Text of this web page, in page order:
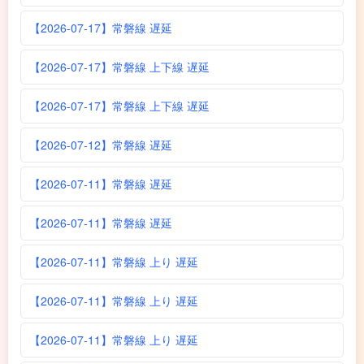
【2026-07-17】常磐線 遅延
【2026-07-17】常磐線 上下線 遅延
【2026-07-17】常磐線 上下線 遅延
【2026-07-12】常磐線 遅延
【2026-07-11】常磐線 遅延
【2026-07-11】常磐線 遅延
【2026-07-11】常磐線 上り 遅延
【2026-07-11】常磐線 上り 遅延
【2026-07-11】常磐線 上り 遅延